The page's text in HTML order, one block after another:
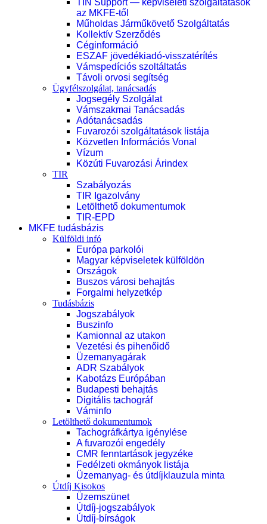
TIN Support — képviseleti szolgáltatások
az MKFE-től
Műholdas Járműkövető Szolgáltatás
Kollektív Szerződés
Céginformáció
ESZAF jövedékiadó-visszatérítés
Vámspedíciós szoltáltatás
Távoli orvosi segítség
Ügyfélszolgálat, tanácsadás
Jogsegély Szolgálat
Vámszakmai Tanácsadás
Adótanácsadás
Fuvarozói szolgáltatások listája
Közvetlen Információs Vonal
Vízum
Közúti Fuvarozási Árindex
TIR
Szabályozás
TIR Igazolvány
Letölthető dokumentumok
TIR-EPD
MKFE tudásbázis
Külföldi infó
Európa parkolói
Magyar képviseletek külföldön
Országok
Buszos városi behajtás
Forgalmi helyzetkép
Tudásbázis
Jogszabályok
Buszinfo
Kamionnal az utakon
Vezetési és pihenőidő
Üzemanyagárak
ADR Szabályok
Kabotázs Európában
Budapesti behajtás
Digitális tachográf
Váminfo
Letölthető dokumentumok
Tachográfkártya igénylése
A fuvarozói engedély
CMR fenntartások jegyzéke
Fedélzeti okmányok listája
Üzemanyag- és útdíjklauzula minta
Útdíj Kisokos
Üzemszünet
Útdíj-jogszabályok
Útdíj-bírságok